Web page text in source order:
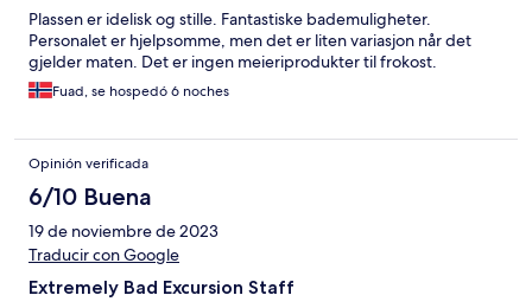
Plassen er idelisk og stille. Fantastiske bademuligheter.
Personalet er hjelpsomme, men det er liten variasjon når det
gjelder maten. Det er ingen meieriprodukter til frokost.
Fuad, se hospedó 6 noches
Opinión verificada
6/10 Buena
19 de noviembre de 2023
Traducir con Google
Extremely Bad Excursion Staff